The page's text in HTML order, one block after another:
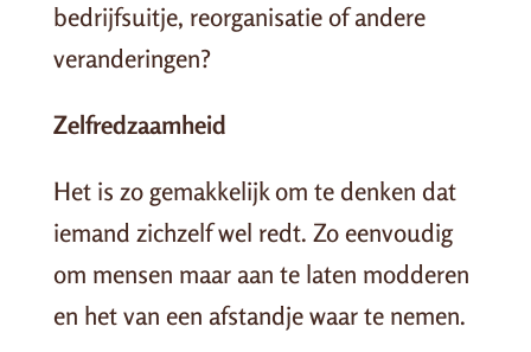
bedrijfsuitje, reorganisatie of andere
veranderingen?
Zelfredzaamheid
Het is zo gemakkelijk om te denken dat
iemand zichzelf wel redt. Zo eenvoudig
om mensen maar aan te laten modderen
en het van een afstandje waar te nemen.